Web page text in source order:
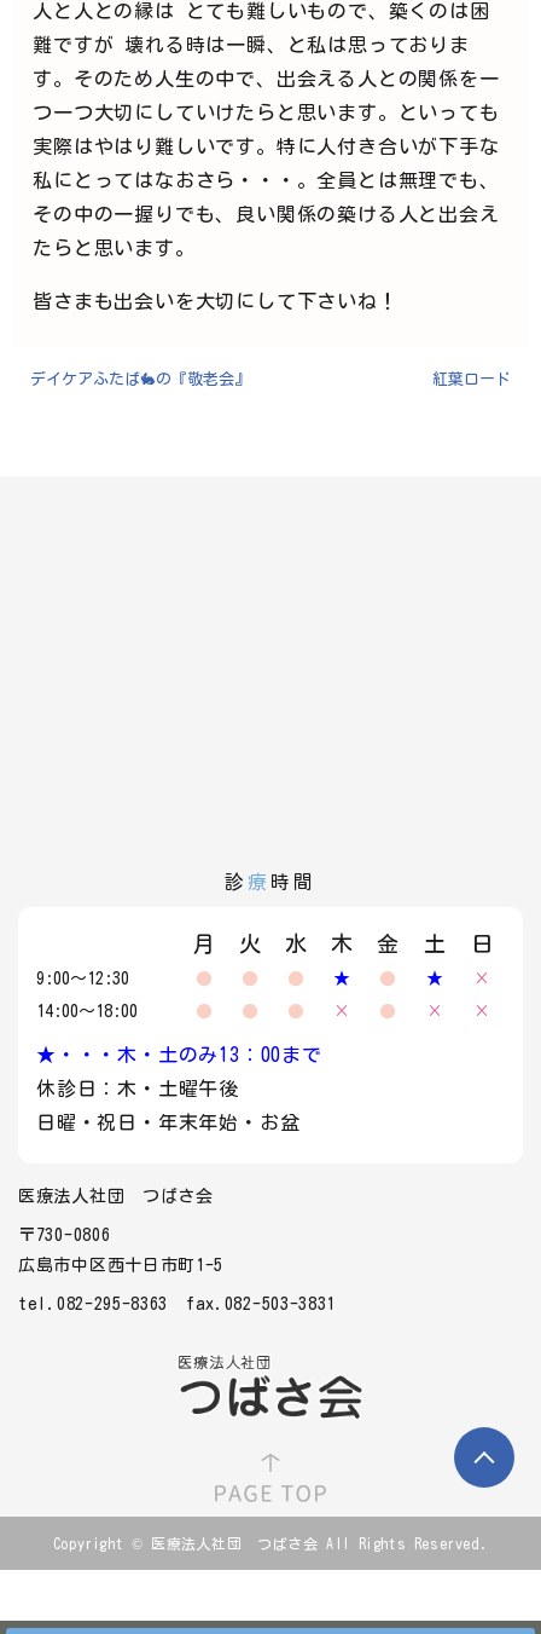
人と人との縁は とても難しいもので、築くのは困
難ですが 壊れる時は一瞬、と私は思っておりま
す。そのため人生の中で、出会える人との関係を一
つ一つ大切にしていけたらと思います。といっても
実際はやはり難しいです。特に人付き合いが下手な
私にとってはなおさら・・・。全員とは無理でも、
その中の一握りでも、良い関係の築ける人と出会え
たらと思います。
皆さまも出会いを大切にして下さいね！
デイケアふたば🐇の『敬老会』 紅葉ロード
診 療 時間
月 火 水 木 金 土 日
9:00～12:30 ● ● ● ★ ● ★
×
14:00～18:00
● ● ● × ● × ×
★・・・木・土のみ13：00まで
休診日：木・土曜午後
日曜・祝日・年末年始・お盆
医療法人社団 つばさ会
〒730-0806
広島市中区西十日市町1-5
tel.082-295-8363 fax.082-503-3831
Copyright © 医療法人社団 つばさ会 All Rights Reserved.